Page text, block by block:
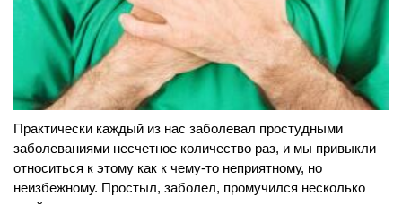
Практически каждый из нас заболевал простудными
заболеваниями несчетное количество раз, и мы привыкли
относиться к этому как к чему-то неприятному, но
неизбежному. Простыл, заболел, промучился несколько